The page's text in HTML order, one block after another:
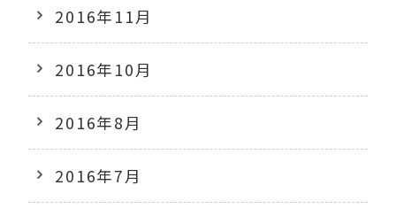
2016年11月
2016年10月
2016年8月
2016年7月